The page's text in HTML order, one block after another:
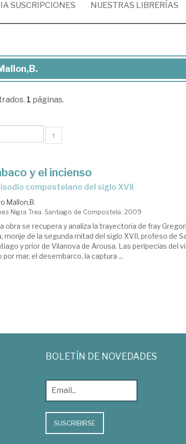
SUSCRIPCIONES NUESTRAS LIBRERÍAS
1 páginas.
↑
y el incienso
compostelano del siglo XVII
Mallon,B.
Nigra Trea. Santiago de Compostela, 2009
obra se recupera y analiza la trayectoria de fray
monje de la segunda mitad del siglo XVII, profeso de
y prior de Vilanova de Arousa. Las peripecias del
por mar, el desembarco, la captura ...
BOLETÍN DE NOVEDADES
SUSCRIBIRSE